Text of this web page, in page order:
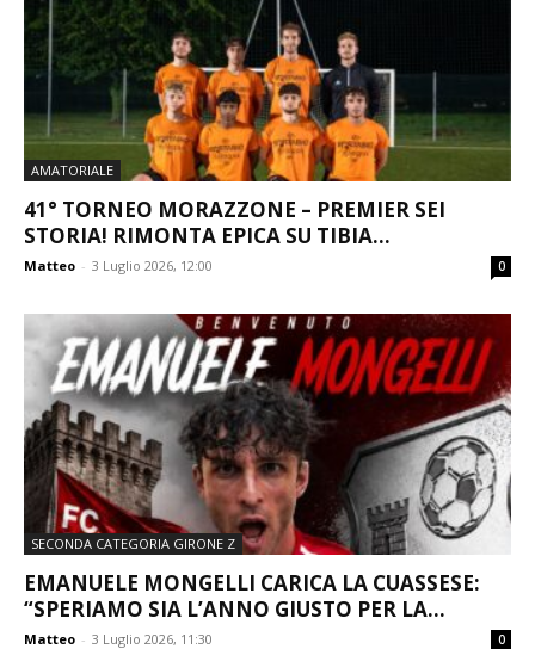
AMATORIALE
41° TORNEO MORAZZONE – PREMIER SEI
STORIA! RIMONTA EPICA SU TIBIA...
Matteo - 3 Luglio 2026, 12:00 0
SECONDA CATEGORIA GIRONE Z
EMANUELE MONGELLI CARICA LA CUASSESE:
“SPERIAMO SIA L’ANNO GIUSTO PER LA...
Matteo - 3 Luglio 2026, 11:30 0